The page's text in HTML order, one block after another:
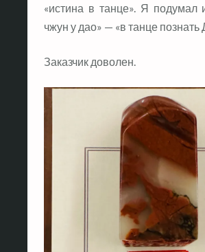
«истина в танце». Я подумал
чжун у дао» — «в танце познать
Заказчик доволен.